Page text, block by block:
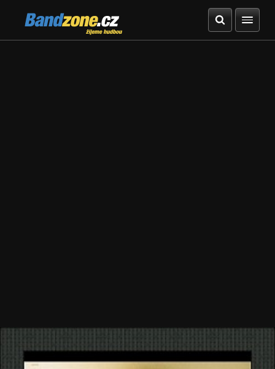
Bandzone.cz
žijeme hudbou